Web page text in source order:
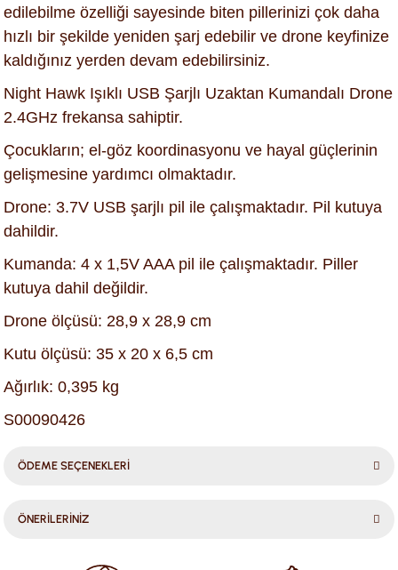
edilebilme özelliği sayesinde biten pillerinizi çok daha
hızlı bir şekilde yeniden şarj edebilir ve drone keyfinize
kaldığınız yerden devam edebilirsiniz.
Night Hawk Işıklı USB Şarjlı Uzaktan Kumandalı Drone
2.4GHz frekansa sahiptir.
Çocukların; el-göz koordinasyonu ve hayal güçlerinin
gelişmesine yardımcı olmaktadır.
Drone: 3.7V USB şarjlı pil ile çalışmaktadır. Pil kutuya
dahildir.
Kumanda: 4 x 1,5V AAA pil ile çalışmaktadır. Piller
kutuya dahil değildir.
Drone ölçüsü: 28,9 x 28,9 cm
Kutu ölçüsü: 35 x 20 x 6,5 cm
Ağırlık: 0,395 kg
S00090426
ÖDEME SEÇENEKLERİ
ÖNERİLERİNİZ